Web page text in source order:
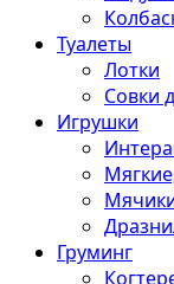
Туалеты
Лотки
Совки
Игрушки
Груминг